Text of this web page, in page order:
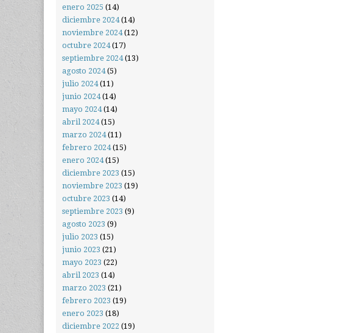
enero 2025 (14)
diciembre 2024(14)
noviembre 2024(12)
octubre 2024(17)
septiembre 2024(13)
agosto 2024(5)
julio 2024(11)
junio 2024(14)
mayo 2024(14)
abril 2024(15)
marzo 2024(11)
febrero 2024(15)
enero 2024(15)
diciembre 2023 (15)
noviembre 2023 (19)
octubre 2023 (14)
septiembre 2023 (9)
agosto 2023 (9)
julio 2023 (15)
junio 2023 (21)
mayo 2023 (22)
abril 2023 (14)
marzo 2023 (21)
febrero 2023 (19)
enero 2023 (18)
diciembre 2022 (19)